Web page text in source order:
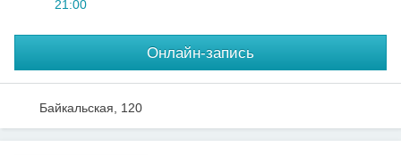
21:00
Онлайн-запись
Байкальская, 120